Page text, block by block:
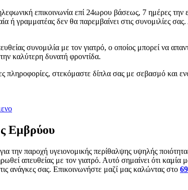
επικοινωνία επί 24ωρου βάσεως, 7 ημέρες
γραμματέας δεν θα παρεμβαίνει στις συνομιλίες
συνομιλία με τον γιατρό, ο οποίος μπορεί να
καλύτερη δυνατή φροντίδα.
στεκόμαστε δίπλα σας με σεβασμό και
Εμβρύου
την παροχή υγειονομικής περίθαλψης υψηλής
απευθείας με τον γιατρό. Αυτό σημαίνει ότι καμία
ανάγκες σας. Επικοινωνήστε μαζί μας καλώντας στο